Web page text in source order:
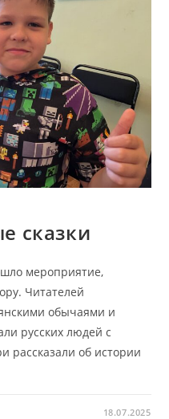
сказки
мероприятие,
Читателей
обычаями и
русских людей с
рассказали об истории
18.07.2025